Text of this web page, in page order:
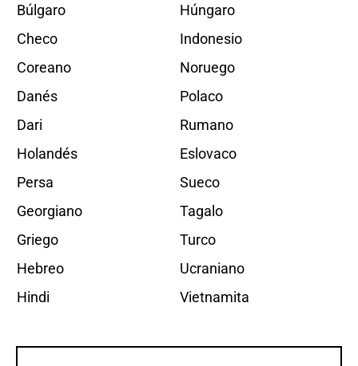
Búlgaro
Checo
Coreano
Danés
Dari
Holandés
Persa
Georgiano
Griego
Hebreo
Hindi
Húngaro
Indonesio
Noruego
Polaco
Rumano
Eslovaco
Sueco
Tagalo
Turco
Ucraniano
Vietnamita